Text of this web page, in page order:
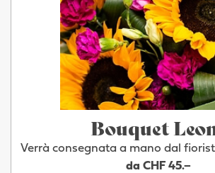
Bouquet
Verrà consegnata a mano dal
da CHF 45.–